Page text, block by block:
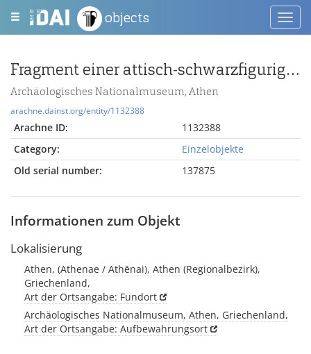
objects
Fragment einer attisch-schwarzfigurigen Amphora
Archäologisches Nationalmuseum, Athen
arachne.dainst.org/entity/1132388
Arachne ID:
1132388
Category:
Einzelobjekte
Old serial number:
137875
Informationen zum Objekt
Lokalisierung
Athen, (Athenae / Athēnai), Athen (Regionalbezirk),
Griechenland,
Art der Ortsangabe: Fundort
Archäologisches Nationalmuseum, Athen, Griechenland,
Art der Ortsangabe: Aufbewahrungsort